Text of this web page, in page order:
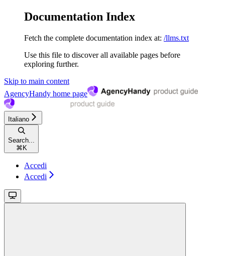
Documentation Index
Fetch the complete documentation index at: /llms.txt
Use this file to discover all available pages before
exploring further.
Skip to main content
AgencyHandy home page
Italiano
Search...
⌘ K
Accedi
Accedi